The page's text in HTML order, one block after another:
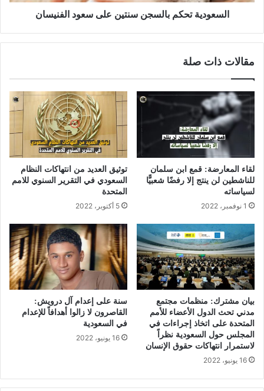
السعودية تحكم بالسجن سنتين على سعود الفنيسان
مقالات ذات صلة
لقاء المعارضة: قمع ابن سلمان
للناشطين لن ينتج إلا رفضًا شعبيًّا
لسياساته
1 نوفمبر، 2022
توثيق العديد من انتهاكات النظام
السعودي في التقرير السنوي للامم
المتحدة
5 أكتوبر، 2022
بيان مشترك: منظمات مجتمع
مدني تحث الدول الأعضاء للأمم
المتحدة على اتخاذ إجراءات في
المجلس حول السعودية نظراً
لاستمرار انتهاكات حقوق الإنسان
16 يونيو، 2022
سنة على إعدام آل درويش:
القاصرون لا زالوا أهدافاً للإعدام
في السعودية
16 يونيو، 2022